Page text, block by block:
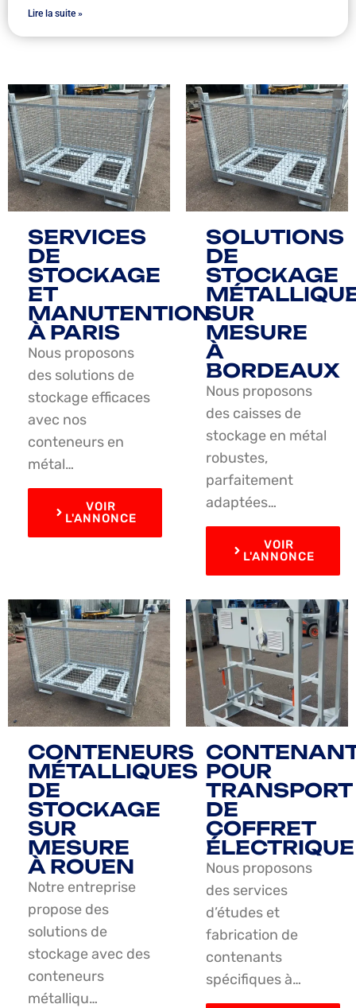
Lire la suite »
SERVICES
DE
STOCKAGE
ET
MANUTENTION
À PARIS
Nous proposons
des solutions de
stockage efficaces
avec nos
conteneurs en
métal…
VOIR
L'ANNONCE
SOLUTIONS
DE
STOCKAGE
SUR
MESURE
À
BORDEAUX
Nous proposons
des caisses de
stockage en métal
robustes,
parfaitement
adaptées…
VOIR
L'ANNONCE
CONTENEURS
MÉTALLIQUES
DE
STOCKAGE
SUR
MESURE
À ROUEN
Notre entreprise
propose des
solutions de
stockage avec des
conteneurs
métalliqu…
POUR
TRANSPORT
DE
COFFRET
ÉLECTRIQUE
Nous proposons
des services
d’études et
fabrication de
contenants
spécifiques à…